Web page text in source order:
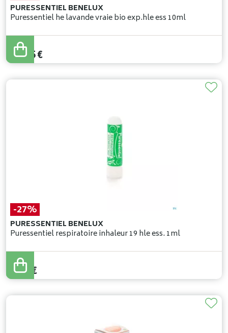
PURESSENTIEL BENELUX
Puressentiel he lavande vraie bio exp.hle ess 10ml
14,20
10,65€
-27%
PURESSENTIEL BENELUX
Puressentiel respiratoire inhaleur 19 hle ess. 1ml
7,50€
5,50 €